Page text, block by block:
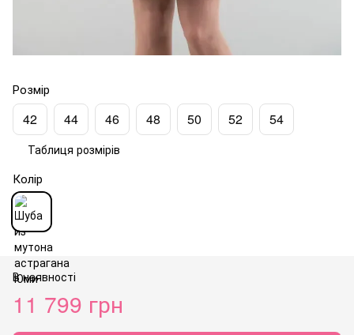
Розмір
42 44 46 48 50 52 54
Таблиця розмірів
Колір
В наявності
11 799 грн